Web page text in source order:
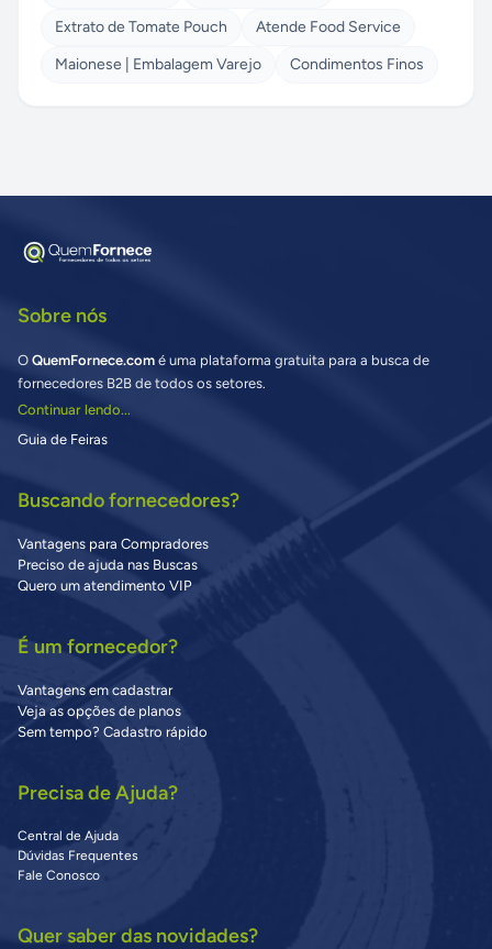
Extrato de Tomate Pouch
Atende Food Service
Maionese | Embalagem Varejo
Condimentos Finos
Sobre nós
O QuemFornece.com é uma plataforma gratuita para a busca de
fornecedores B2B de todos os setores.
Continuar lendo...
Guia de Feiras
Buscando fornecedores?
Vantagens para Compradores
Preciso de ajuda nas Buscas
Quero um atendimento VIP
É um fornecedor?
Vantagens em cadastrar
Veja as opções de planos
Sem tempo? Cadastro rápido
Precisa de Ajuda?
Central de Ajuda
Dúvidas Frequentes
Fale Conosco
Quer saber das novidades?